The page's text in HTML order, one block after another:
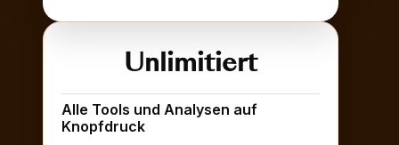
Unlimitiert
Alle Tools und Analysen auf
Knopfdruck